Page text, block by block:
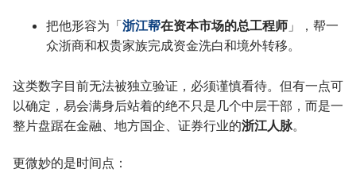
把他形容为「浙江帮在资本市场的总工程师」，帮一
众浙商和权贵家族完成资金洗白和境外转移。
这类数字目前无法被独立验证，必须谨慎看待。但有一点可
以确定，易会满身后站着的绝不只是几个中层干部，而是一
整片盘踞在金融、地方国企、证券行业的浙江人脉。
更微妙的是时间点：